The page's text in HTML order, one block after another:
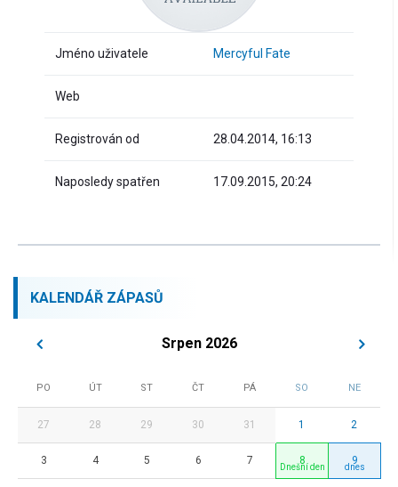
Jméno uživatele Mercyful Fate
Web
Registrován od 28.04.2014, 16:13
Naposledy spatřen 17.09.2015, 20:24
KALENDÁŘ ZÁPASŮ
Srpen 2026
PO ÚT ST ČT PÁ SO NE
27 28 29 30 31 1 2
3 4 5 6 7 8 9